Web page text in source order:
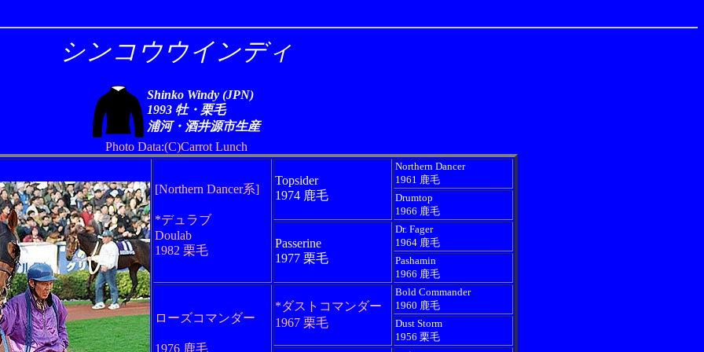
シンコウウインディ
Shinko Windy (JPN)
1993 牡・栗毛
浦河・酒井源市生産
Photo Data:(C)Carrot Lunch
[Northern Dancer系]
*デュラブ
Doulab
1982 栗毛
Topsider
1974 鹿毛
Northern Dancer
1961 鹿毛
Drumtop
1966 鹿毛
Passerine
1977 栗毛
Dr. Fager
1964 鹿毛
Pashamin
1966 鹿毛
ローズコマンダー
1976 鹿毛
*ダストコマンダー
1967 栗毛
Bold Commander
1960 鹿毛
Dust Storm
1956 栗毛